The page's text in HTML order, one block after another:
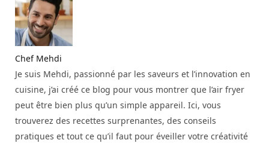
Chef Mehdi
Je suis Mehdi, passionné par les saveurs et l’innovation en
cuisine, j’ai créé ce blog pour vous montrer que l’air fryer
peut être bien plus qu’un simple appareil. Ici, vous
trouverez des recettes surprenantes, des conseils
pratiques et tout ce qu’il faut pour éveiller votre créativité